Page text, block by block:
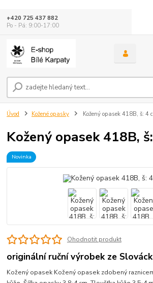
+420 725 437 882
Po - Pá: 9:00-17:00
Úvod Kožené opasky Kožený opasek 418B, š: 4
Kožený opasek 418B,
Novinka
Ohodnotit produkt
originální ruční výrobek ze
Kožený opasek Kožený opasek zdobený